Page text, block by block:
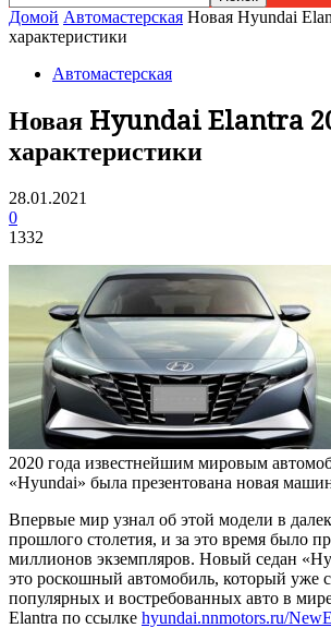
Домой Автомастерская Новая Hyundai
характеристики
Автомастерская
Новая Hyundai Elantra
характеристики
28.01.2021
0
1332
2020 года известнейшим мировым
«Hyundai» была презентована новая
Впервые мир узнал об этой модели в
прошлого столетия, и за это время было
миллионов экземпляров. Новый седан
это роскошный автомобиль, который уже
популярных и востребованных авто в
Elantra по ссылке hyundai.nnmotors.ru/